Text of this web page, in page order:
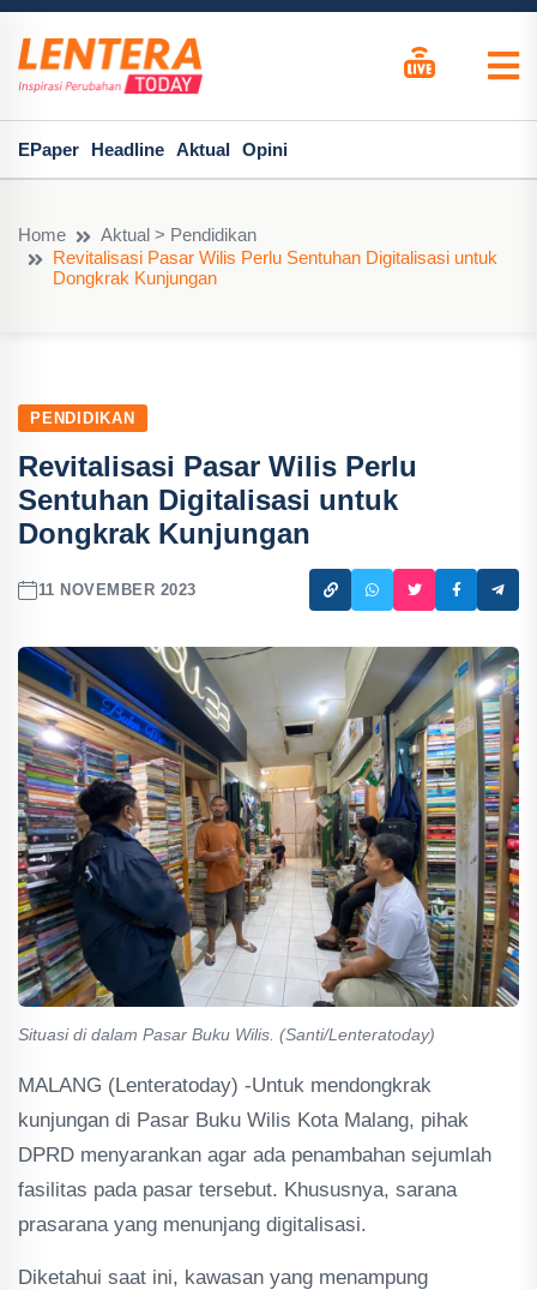
EPaper Headline Aktual Opini
Home
Aktual > Pendidikan
Revitalisasi Pasar Wilis Perlu Sentuhan Digitalisasi untuk
Dongkrak Kunjungan
PENDIDIKAN
Revitalisasi Pasar Wilis Perlu
Sentuhan Digitalisasi untuk
Dongkrak Kunjungan
11 NOVEMBER 2023
Situasi di dalam Pasar Buku Wilis. (Santi/Lenteratoday)
MALANG (Lenteratoday) -Untuk mendongkrak
kunjungan di Pasar Buku Wilis Kota Malang, pihak
DPRD menyarankan agar ada penambahan sejumlah
fasilitas pada pasar tersebut. Khususnya, sarana
prasarana yang menunjang digitalisasi.
Diketahui saat ini, kawasan yang menampung